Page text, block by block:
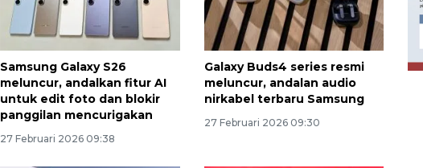
Samsung Galaxy S26
meluncur, andalkan fitur AI
untuk edit foto dan blokir
panggilan mencurigakan
27 Februari 2026 09:38
Galaxy Buds4 series resmi
meluncur, andalan audio
nirkabel terbaru Samsung
27 Februari 2026 09:30
Ekonomi triwulan II-2026
tumbuh 5,29 persen
2026-08-06 18:45:00